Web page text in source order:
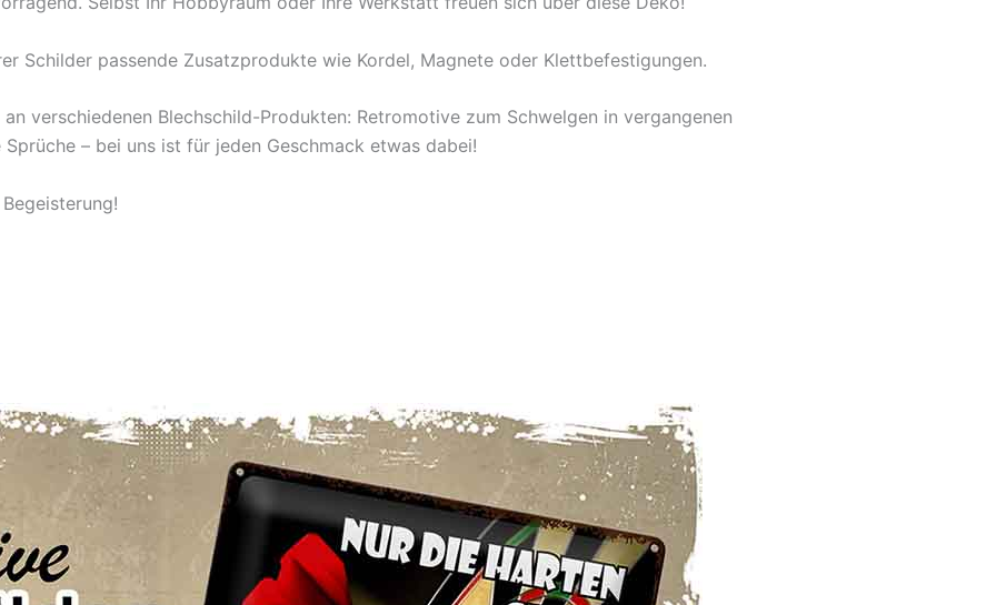
Schilder passende Zusatzprodukte wie Kordel, Magnete oder Klettbefestigungen.
verschiedenen Blechschild-Produkten: Retromotive zum Schwelgen in vergangenen
– bei uns ist für jeden Geschmack etwas dabei!